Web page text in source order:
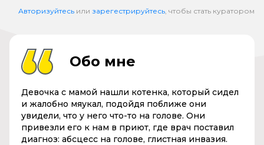
Авторизуйтесь или зарегестрируйтесь , чтобы стать куратором
Обо мне
Девочка с мамой нашли котенка, который сидел
и жалобно мяукал, подойдя поближе они
увидели, что у него что-то на голове. Они
привезли его к нам в приют, где врач поставил
диагноз: абсцесс на голове, глистная инвазия.